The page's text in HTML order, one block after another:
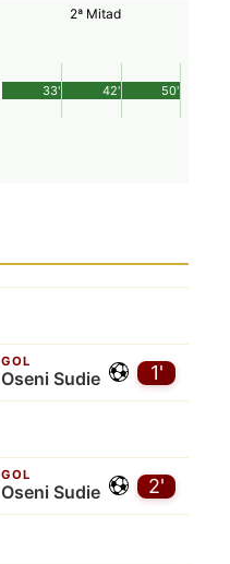
2ª Mitad
50'
33' 42'
1'
GOL
Oseni Sudie
2'
GOL
Oseni Sudie